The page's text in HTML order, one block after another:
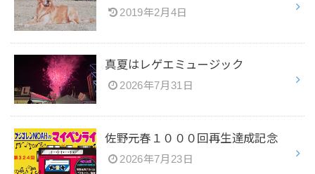
2019年2月4日
真夏はレゲエミュージック
2026年7月31日
佐野元春１０００回再生達成記念
2026年7月23日